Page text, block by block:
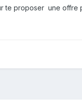
te proposer une offre